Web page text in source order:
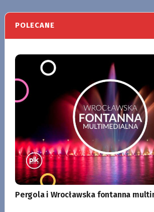
POLECANE
Pergola i Wrocławska fontanna